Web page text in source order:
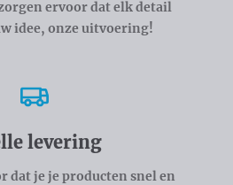
ervoor dat elk detail
idee, onze uitvoering!
levering
dat je je producten snel en